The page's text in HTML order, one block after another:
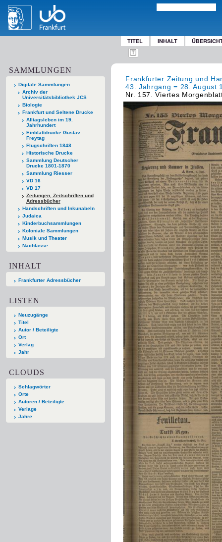
TITEL INHALT
SAMMLUNGEN
Digitale Sammlungen
Archiv der
Universitätsbibliothek JCS
Biologie
Frankfurt und Seltene Drucke
Alltagsleben im 19.
Jahrhundert
Einblattdrucke Gustav
Freytag
Flugschriften 1848
Historische Drucke
Sammlung Deutscher
Drucke 1801-1870
Sammlung Riesser
VD 16
VD 17
Zeitungen, Zeitschriften und
Adressbücher
Handschriften und Inkunabeln
Judaica
Kinderbuchsammlungen
Koloniale Sammlungen
Musik und Theater
Nachlässe
INHALT
Frankfurter Adressbücher
LISTEN
Neuzugänge
Titel
Autor / Beteiligte
Ort
Verlag
Jahr
CLOUDS
Schlagwörter
Orte
Autoren / Beteiligte
Verlage
Jahre
Frankfurter Zeitung und
43. Jahrgang = 28. August
Nr. 157. Viertes